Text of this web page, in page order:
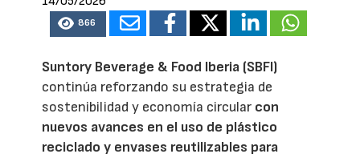
866
Suntory Beverage & Food Iberia (SBFI)
continúa reforzando su estrategia de
sostenibilidad y economía circular con
nuevos avances en el uso de plástico
reciclado y envases reutilizables para